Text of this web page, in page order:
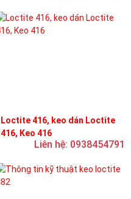
Loctite 416, keo dán Loctite
416, Keo 416
Liên hệ: 0938454791